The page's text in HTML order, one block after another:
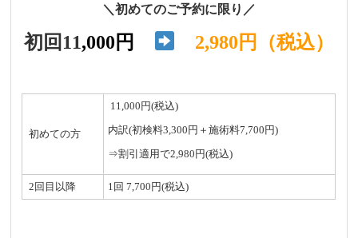
＼初めてのご予約に限り／
初回11,000円 2,980円（税込）
初めての方
11,000円(税込)
内訳(初検料3,300円＋施術料7,700円)
⇒割引適用で2,980円(税込)
2回目以降 1回 7,700円(税込)